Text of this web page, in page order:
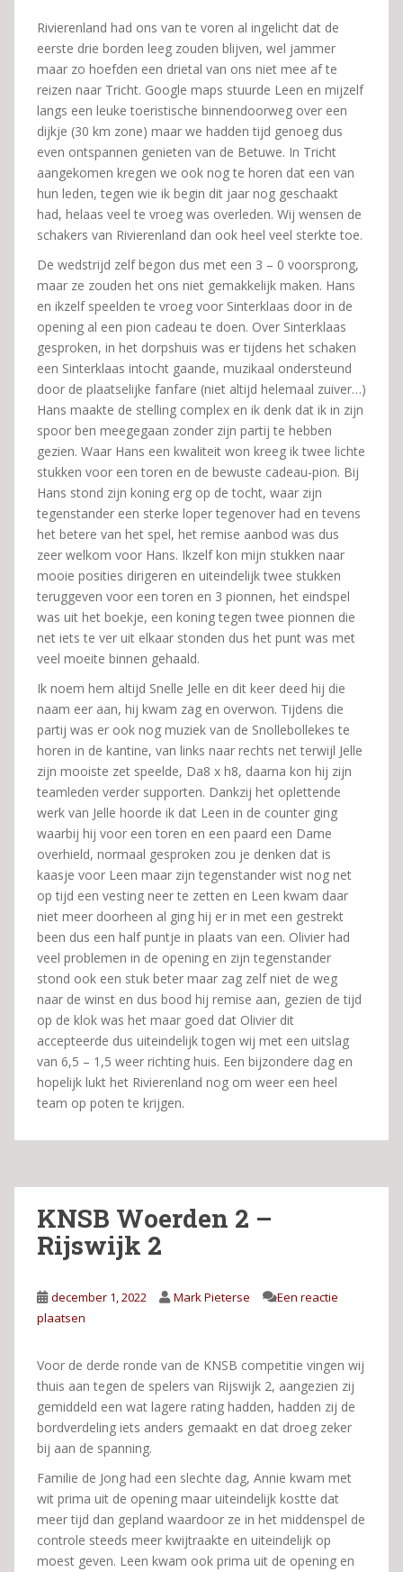
Rivierenland had ons van te voren al ingelicht dat de
eerste drie borden leeg zouden blijven, wel jammer
maar zo hoefden een drietal van ons niet mee af te
reizen naar Tricht. Google maps stuurde Leen en mijzelf
langs een leuke toeristische binnendoorweg over een
dijkje (30 km zone) maar we hadden tijd genoeg dus
even ontspannen genieten van de Betuwe. In Tricht
aangekomen kregen we ook nog te horen dat een van
hun leden, tegen wie ik begin dit jaar nog geschaakt
had, helaas veel te vroeg was overleden. Wij wensen de
schakers van Rivierenland dan ook heel veel sterkte toe.
De wedstrijd zelf begon dus met een 3 – 0 voorsprong,
maar ze zouden het ons niet gemakkelijk maken. Hans
en ikzelf speelden te vroeg voor Sinterklaas door in de
opening al een pion cadeau te doen. Over Sinterklaas
gesproken, in het dorpshuis was er tijdens het schaken
een Sinterklaas intocht gaande, muzikaal ondersteund
door de plaatselijke fanfare (niet altijd helemaal zuiver…)
Hans maakte de stelling complex en ik denk dat ik in zijn
spoor ben meegegaan zonder zijn partij te hebben
gezien. Waar Hans een kwaliteit won kreeg ik twee lichte
stukken voor een toren en de bewuste cadeau-pion. Bij
Hans stond zijn koning erg op de tocht, waar zijn
tegenstander een sterke loper tegenover had en tevens
het betere van het spel, het remise aanbod was dus
zeer welkom voor Hans. Ikzelf kon mijn stukken naar
mooie posities dirigeren en uiteindelijk twee stukken
teruggeven voor een toren en 3 pionnen, het eindspel
was uit het boekje, een koning tegen twee pionnen die
net iets te ver uit elkaar stonden dus het punt was met
veel moeite binnen gehaald.
Ik noem hem altijd Snelle Jelle en dit keer deed hij die
naam eer aan, hij kwam zag en overwon. Tijdens die
partij was er ook nog muziek van de Snollebollekes te
horen in de kantine, van links naar rechts net terwijl Jelle
zijn mooiste zet speelde, Da8 x h8, daarna kon hij zijn
teamleden verder supporten. Dankzij het oplettende
werk van Jelle hoorde ik dat Leen in de counter ging
waarbij hij voor een toren en een paard een Dame
overhield, normaal gesproken zou je denken dat is
kaasje voor Leen maar zijn tegenstander wist nog net
op tijd een vesting neer te zetten en Leen kwam daar
niet meer doorheen al ging hij er in met een gestrekt
been dus een half puntje in plaats van een. Olivier had
veel problemen in de opening en zijn tegenstander
stond ook een stuk beter maar zag zelf niet de weg
naar de winst en dus bood hij remise aan, gezien de tijd
op de klok was het maar goed dat Olivier dit
accepteerde dus uiteindelijk togen wij met een uitslag
van 6,5 – 1,5 weer richting huis. Een bijzondere dag en
hopelijk lukt het Rivierenland nog om weer een heel
team op poten te krijgen.
KNSB Woerden 2 –
Rijswijk 2
december 1, 2022 Mark Pieterse
Een reactie
plaatsen
Voor de derde ronde van de KNSB competitie vingen wij
thuis aan tegen de spelers van Rijswijk 2, aangezien zij
gemiddeld een wat lagere rating hadden, hadden zij de
bordverdeling iets anders gemaakt en dat droeg zeker
bij aan de spanning.
Familie de Jong had een slechte dag, Annie kwam met
wit prima uit de opening maar uiteindelijk kostte dat
meer tijd dan gepland waardoor ze in het middenspel de
controle steeds meer kwijtraakte en uiteindelijk op
moest geven. Leen kwam ook prima uit de opening en